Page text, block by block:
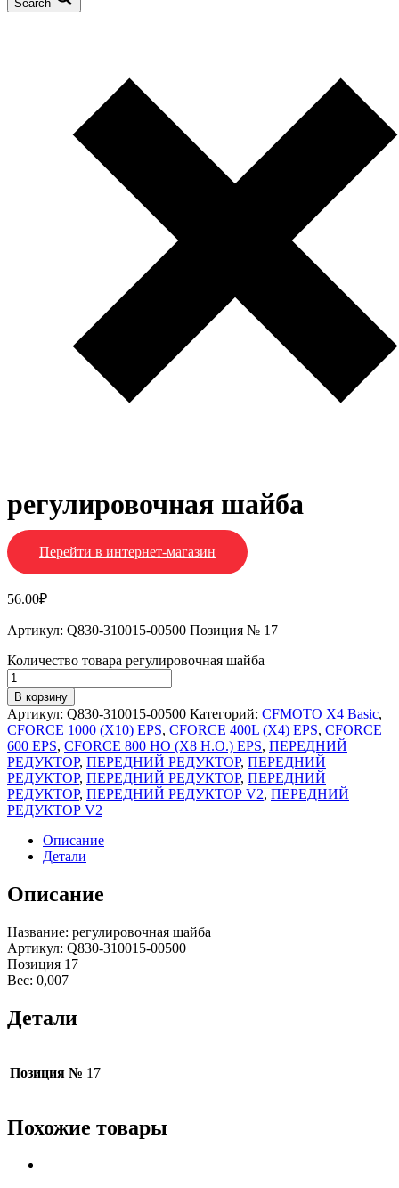
Search
регулировочная шайба
Перейти в интернет-магазин
56.00₽
Артикул: Q830-310015-00500 Позиция № 17
Количество товара регулировочная шайба
В корзину
Артикул: Q830-310015-00500 Категорий: CFMOTO X4 Basic,
CFORCE 1000 (X10) EPS, CFORCE 400L (X4) EPS, CFORCE
600 EPS, CFORCE 800 HO (X8 H.O.) EPS, ПЕРЕДНИЙ
РЕДУКТОР, ПЕРЕДНИЙ РЕДУКТОР, ПЕРЕДНИЙ
РЕДУКТОР, ПЕРЕДНИЙ РЕДУКТОР, ПЕРЕДНИЙ
РЕДУКТОР, ПЕРЕДНИЙ РЕДУКТОР V2, ПЕРЕДНИЙ
РЕДУКТОР V2
Описание
Детали
Описание
Название: регулировочная шайба
Артикул: Q830-310015-00500
Позиция 17
Вес: 0,007
Детали
Позиция № 17
Похожие товары